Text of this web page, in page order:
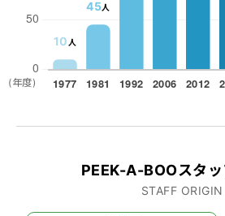
10 人
45人
(年度)
PEEK-A-BOOスタ
STAFF ORIGIN